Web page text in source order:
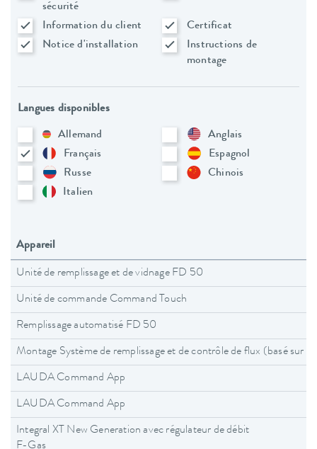
sécurité
Information du client
Certificat
Notice d'installation
Instructions de
montage
Langues disponibles
Allemand
Anglais
Français
Espagnol
Russe
Chinois
Italien
Appareil
Unité de remplissage et de vidnage FD 50
Unité de commande Command Touch
Remplissage automatisé FD 50
Montage Système de remplissage et de contrôle de flux (basé sur
LAUDA Command App
LAUDA Command App
Integral XT New Generation avec régulateur de débit
F-Gas